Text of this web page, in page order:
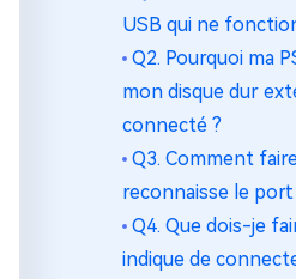
USB qui ne
Q2. Pourquoi ma
mon disque dur
connecté ?
Q3. Comment
reconnaisse le port
Q4. Que dois-je
indique de